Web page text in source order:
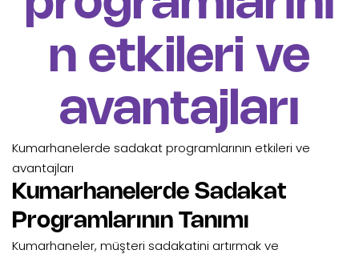
n etkileri ve
avantajları
Kumarhanelerde sadakat programlarının etkileri ve
avantajları
Kumarhanelerde Sadakat
Programlarının Tanımı
Kumarhaneler, müşteri sadakatini artırmak ve